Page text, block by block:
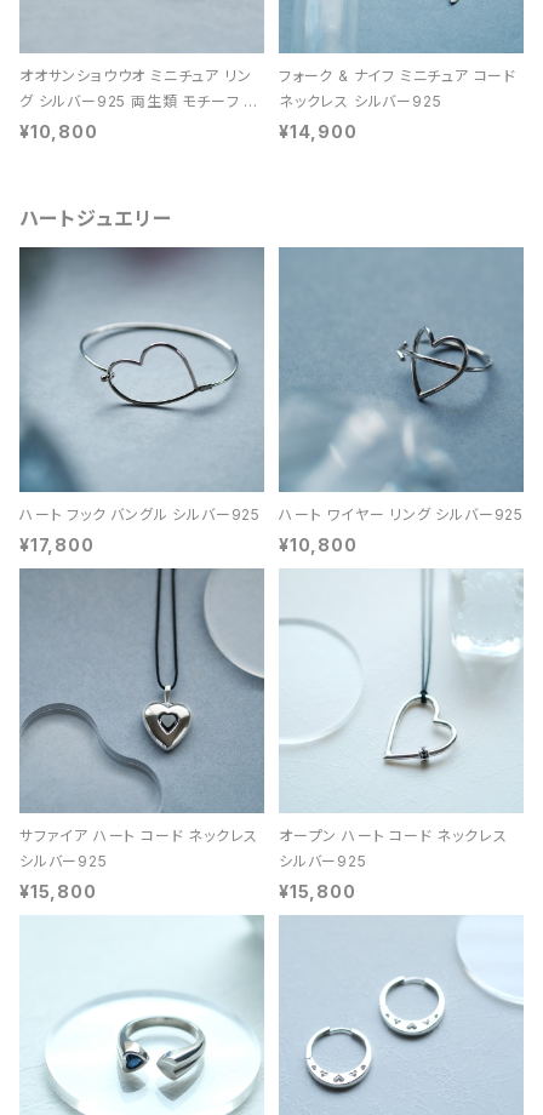
オオサンショウウオ ミニチュア リン
グ シルバー925 両生類 モチーフ レ
ディース ユニセックス
¥10,800
フォーク & ナイフ ミニチュア コード
ネックレス シルバー925
¥14,900
ハートジュエリー
ハート フック バングル シルバー925
¥17,800
ハート ワイヤー リング シルバー925
¥10,800
サファイア ハート コード ネックレス
シルバー925
¥15,800
オープン ハート コード ネックレス
シルバー925
¥15,800